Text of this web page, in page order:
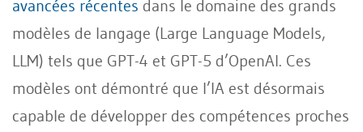
avancées récentes dans le domaine des grands
modèles de langage (Large Language Models,
LLM) tels que GPT-4 et GPT-5 d’OpenAI. Ces
modèles ont démontré que l’IA est désormais
capable de développer des compétences proches